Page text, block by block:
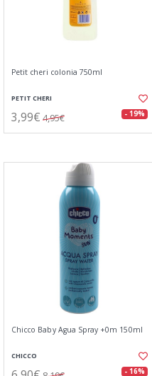
Petit cheri colonia 750ml
PETIT CHERI
3,99€ 4,95€ - 19%
Chicco Baby Agua Spray +0m 150ml
CHICCO
- 16%